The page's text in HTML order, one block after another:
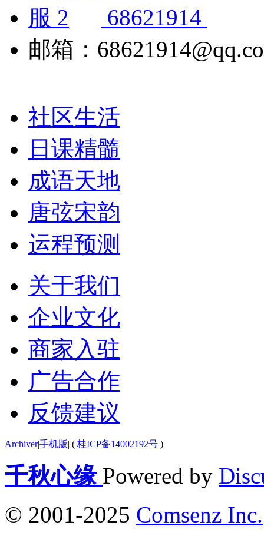
68621914
邮箱：
社区生活
日课精髓
成语天地
唐弦宋韵
运程预测
关于我们
企业文化
商家入驻
广告合作
反馈建议
Archiver|手机版| ( 桂ICP备14002192号 )
千秋心缘 Powered by
© 2001-2025 Comsenz Inc.